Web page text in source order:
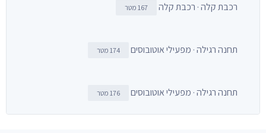
רכבת קלה · רכבת קלה 167 מטר
תחנה רגילה · מפעילי אוטובוסים 174 מטר
תחנה רגילה · מפעילי אוטובוסים 176 מטר